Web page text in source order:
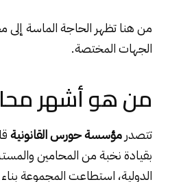
من هنا تظهر الحاجة الماسة إلى
الجهات المختصة.
من هو أشهر
تتصدر مؤسسة حورس القانونية
بقيادة نخبة من المحامين
الدولية، استطاعت المجموعة